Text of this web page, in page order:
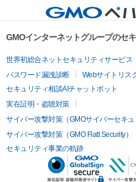
GMOインターネットグループのセ
世界初総合ネットセキュリティサービス
パスワード漏洩診断
Webサイトリス
セキュリティ相談AIチャットボット
実在証明・盗聴対策
サイバー攻撃対策（GMOサイバーセキュ
サイバー攻撃対策（GMO Flatt Security）
セキュリティ事業の軌跡